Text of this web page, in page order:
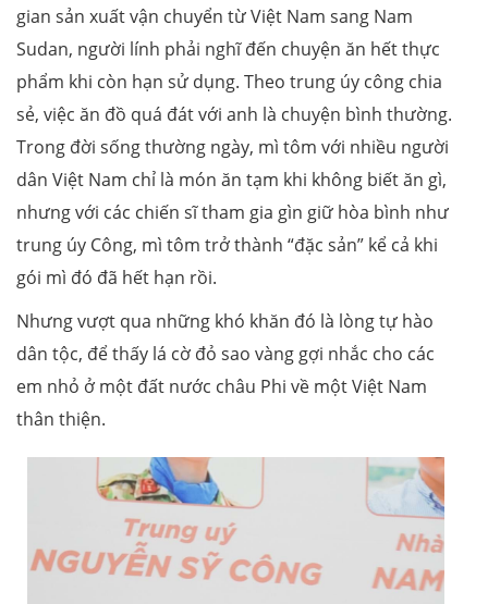
gian sản xuất vận chuyển từ Việt Nam sang Nam
Sudan, người lính phải nghĩ đến chuyện ăn hết thực
phẩm khi còn hạn sử dụng. Theo trung úy công chia
sẻ, việc ăn đồ quá đát với anh là chuyện bình thường.
Trong đời sống thường ngày, mì tôm với nhiều người
dân Việt Nam chỉ là món ăn tạm khi không biết ăn gì,
nhưng với các chiến sĩ tham gia gìn giữ hòa bình như
trung úy Công, mì tôm trở thành “đặc sản” kể cả khi
gói mì đó đã hết hạn rồi.
Nhưng vượt qua những khó khăn đó là lòng tự hào
dân tộc, để thấy lá cờ đỏ sao vàng gợi nhắc cho các
em nhỏ ở một đất nước châu Phi về một Việt Nam
thân thiện.